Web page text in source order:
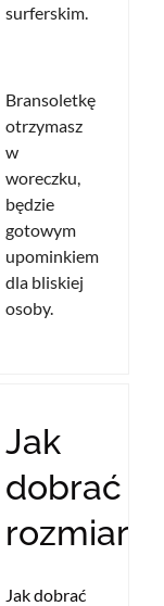
surferskim.
Bransoletkę
otrzymasz
w
woreczku,
będzie
gotowym
upominkiem
dla bliskiej
osoby.
Jak
dobrać
rozmiar?
Jak dobrać